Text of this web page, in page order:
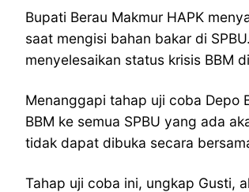
Bupati Berau Makmur HAPK
saat mengisi bahan bakar di
menyelesaikan status krisis BBM
Menanggapi tahap uji coba Depo
BBM ke semua SPBU yang ada
tidak dapat dibuka secara
Tahap uji coba ini, ungkap Gusti,